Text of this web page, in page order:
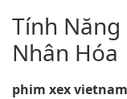
Tính Năng
Nhân Hóa
phim xex vietnam